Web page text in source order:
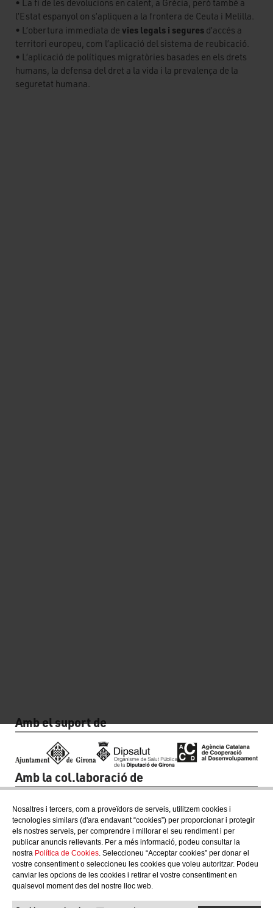
Nosaltres i tercers, com a proveïdors de serveis, utilitzem cookies i
tecnologies similars (d'ara endavant “cookies”) per proporcionar i protegir
els nostres serveis, per comprendre i millorar el seu rendiment i per
publicar anuncis rellevants. Per a més informació, podeu consultar la
nostra Política de Cookies. Seleccioneu “Acceptar cookies” per donar el
vostre consentiment o seleccioneu les cookies que voleu autoritzar. Podeu
canviar les opcions de les cookies i retirar el vostre consentiment en
qualsevol moment des del nostre lloc web.
• La fi de les devolucions en calent, a Grècia, però també a
l’Estat espanyol on s’apliquen a la frontera de Ceuta i Melilla.
• L’obertura immediata de vies legals i segures d’accés a
territori europeu, com l’aplicació del sistema de reubicació.
• L’aplicació de polítiques migratòries basades en els drets
humans, la defensa del dret a la vida i la prevalença de la
seguretat humana.
Amb el suport de
Amb la col.laboració de